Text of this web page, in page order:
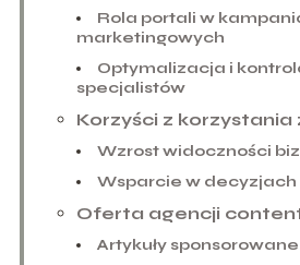
Rola portali w
marketingowych
Optymalizacja i
specjalistów
Korzyści z korzystania
Wzrost widoczności
Wsparcie w
Oferta agencji
Artykuły